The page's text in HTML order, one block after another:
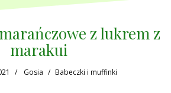
z lukrem z
marakui
Gosia Babeczki i muffinki